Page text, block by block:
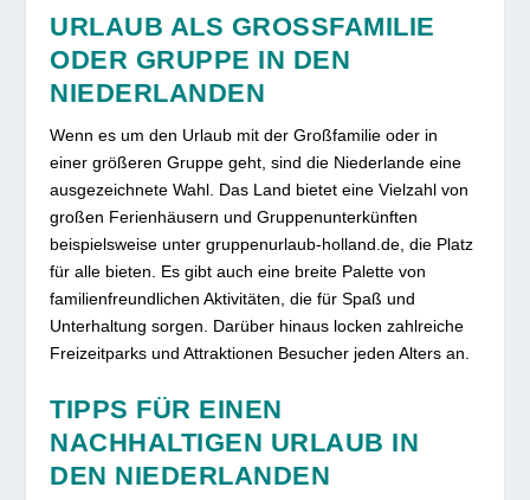
URLAUB ALS GROSSFAMILIE O
DER GRUPPE IN DEN N
IEDERLANDEN
Wenn es um den Urlaub mit der Großfamilie oder in
einer größeren Gruppe geht, sind die Niederlande eine
ausgezeichnete Wahl. Das Land bietet eine Vielzahl von
großen Ferienhäusern und Gruppenunterkünften
beispielsweise unter gruppenurlaub-holland.de, die Platz
für alle bieten. Es gibt auch eine breite Palette von
familienfreundlichen Aktivitäten, die für Spaß und
Unterhaltung sorgen. Darüber hinaus locken zahlreiche
Freizeitparks und Attraktionen Besucher jeden Alters an.
TIPPS FÜR EINEN
NACHHALTIGEN URLAUB IN
DEN NIEDERLANDEN